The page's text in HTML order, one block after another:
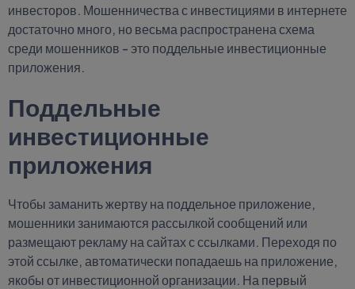
инвесторов. Мошенничества с инвестициями в интернете
достаточно много, но весьма распространена схема
среди мошенников - это поддельные инвестиционные
приложения.
Поддельные
инвестиционные
приложения
Чтобы заманить жертву на поддельное приложение,
мошенники занимаются рассылкой сообщений или
размещают рекламу на сайтах с ссылками. Переходя по
этой ссылке, автоматически попадаешь на приложение,
якобы от инвестиционной организации. На первый